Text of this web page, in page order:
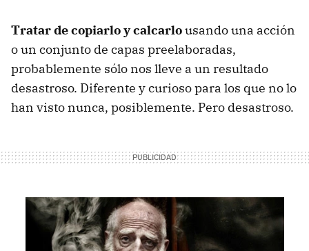
Tratar de copiarlo y calcarlousando una acción
o un conjunto de capas preelaboradas,
probablemente sólo nos lleve a un resultado
desastroso. Diferente y curioso para los que no lo
han visto nunca, posiblemente. Pero desastroso.